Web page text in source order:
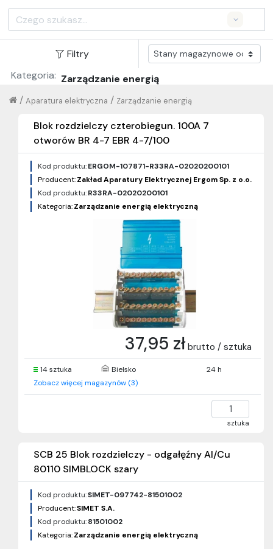
Search
Filtry
Kategoria: Zarządzanie energią
Zarządzanie energią
/
Aparatura elektryczna
/
Blok rozdzielczy czterobiegun. 100A 7
otworów BR 4-7 EBR 4-7/100
Kod produktu:ERGOM-107871-R33RA-02020200101
Producent:Zakład Aparatury Elektrycznej Ergom Sp. z o.o.
Kod produktu:R33RA-02020200101
Kategoria:Zarządzanie energią elektryczną
37,95 zł brutto / sztuka
14 sztuka Bielsko
24 h
Zobacz więcej magazynów (3)
sztuka
SCB 25 Blok rozdzielczy - odgałęźny Al/Cu
80110 SIMBLOCK szary
Kod produktu:SIMET-097742-81501002
Producent:SIMET S.A.
Kod produktu:81501002
Kategoria:Zarządzanie energią elektryczną